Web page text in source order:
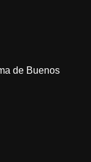
de Buenos